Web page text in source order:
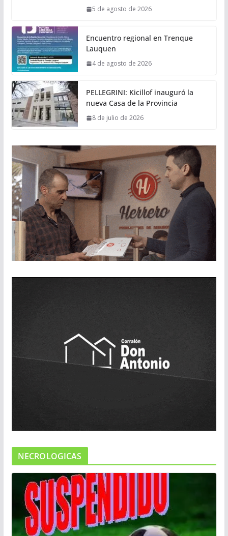
5 de agosto de 2026
Encuentro regional en Trenque
Lauquen
4 de agosto de 2026
PELLEGRINI: Kicillof inauguró la
nueva Casa de la Provincia
8 de julio de 2026
NECROLOGICAS